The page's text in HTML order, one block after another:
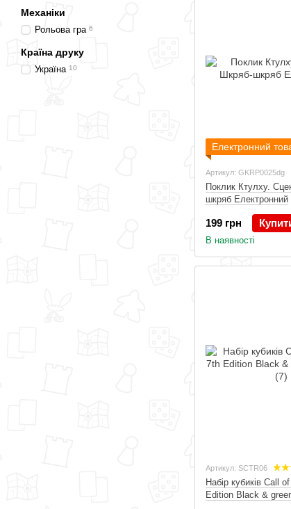
Електронний
Артикул: GKRP0025dg
Поклик Ктулху.
шкряб Електронний
199 грн
В наявності
Артикул: SCTR06
Набір кубиків Call
Edition Black &
Механіки
Рольова гра 6
Країна друку
Україна 10